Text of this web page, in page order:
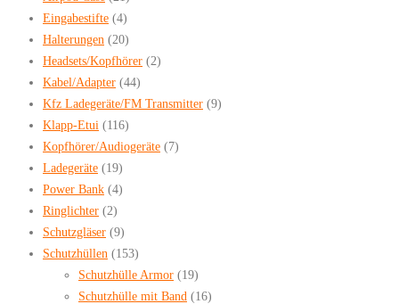
Eingabestifte (4)
Halterungen (20)
Headsets/Kopfhörer (2)
Kabel/Adapter (44)
Kfz Ladegeräte/FM Transmitter (9)
Klapp-Etui (116)
Kopfhörer/Audiogeräte (7)
Ladegeräte (19)
Power Bank (4)
Ringlichter (2)
Schutzgläser (9)
Schutzhüllen (153)
Schutzhülle Armor (19)
Schutzhülle mit Band (16)